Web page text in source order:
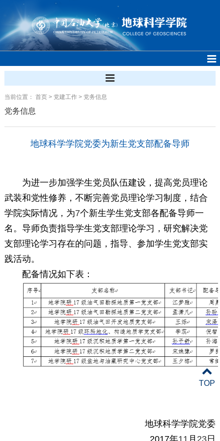
当前位置： 首页> 党建工作> 党务信息
党务信息
地球科学学院党委为新生党支部配备导师
为进一步加强学生党员队伍建设，提高党员理论
武装和党性修养，不断完善党员理论学习制度，结合
学院实际情况，为7个新生学生党支部各配备导师一
名。导师负责指导学生党支部理论学习，研究解决党
支部理论学习存在的问题，指导、参加学生党支部实
践活动。
配备情况如下表：
地球科学学院党委
TOP